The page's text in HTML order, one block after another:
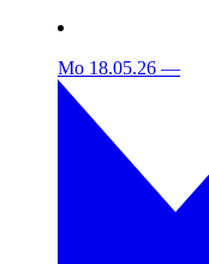
Mo 18.05.26 —